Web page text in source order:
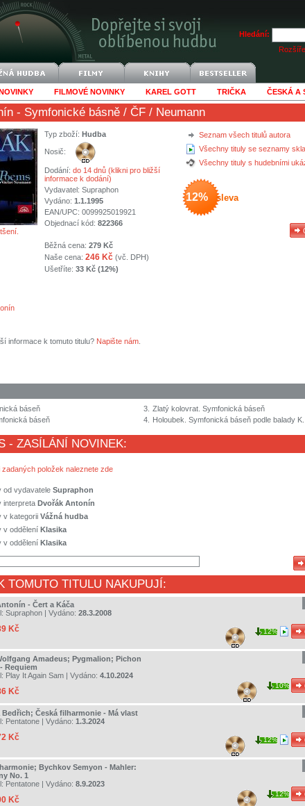
Hledání:
FILMOVÉ NOVINKY KAREL GOTT TRIČKA ČESKÁ A
- Symfonické básně / ČF / Neumann
Seznam všech titulů autora
Všechny tituly se seznamy
Všechny tituly s hudebními
12% sleva
Typ zboží: Hudba
Nosič:
Dodání: do 14 dnů (klikni pro bližší
informace k dodání)
Vydavatel: Supraphon
Vydáno: 1.1.1995
EAN/UPC: 0099925019921
Objednací kód: 822366
Běžná cena: 279 Kč
Naše cena: 246 Kč (vč. DPH)
Ušetříte: 33 Kč (12%)
informace k tomuto titulu? Napište nám
báseň
báseň
3. Zlatý kolovrat. Symfonická báseň
4.
Holoubek. Symfonická báseň podle balady
- ZASÍLÁNÍ NOVINEK:
zadaných položek naleznete zde
od vydavatele Supraphon
interpreta Dvořák Antonín
v kategorii Vážná hudba
v oddělení Klasika
v oddělení Klasika
TOMUTO TITULU NAKUPUJÍ:
- Čert a Káča
Supraphon | Vydáno: 28.3.2008
Kč 12%
Amadeus; Pygmalion; Pichon
Requiem
Play It Again Sam | Vydáno: 4.10.2024
Kč
10%
Bedřich; Česká filharmonie - Má vlast
Pentatone | Vydáno: 1.3.2024
Kč 12%
Bychkov Semyon - Mahler:
No. 1
Pentatone | Vydáno: 8.9.2023
Kč
12%